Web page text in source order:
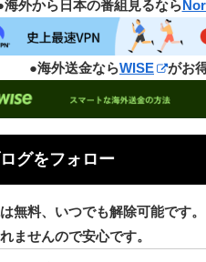
海外から日本の番組見るなら
●海外送金ならWISE がお
グをフォロー
無料、いつでも解除可能です
ませんので安心です。